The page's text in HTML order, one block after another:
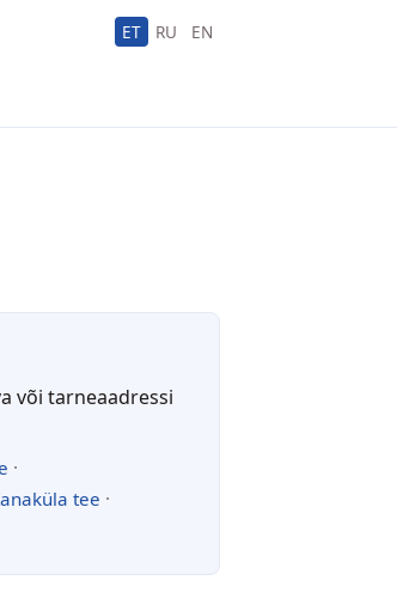
ET RU EN
või tarneaadressi
·
tee ·